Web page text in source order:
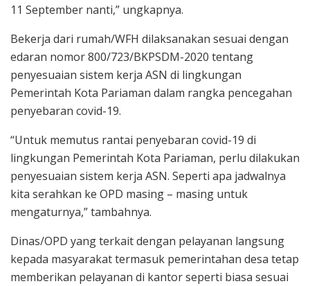
11 September nanti,” ungkapnya.
Bekerja dari rumah/WFH dilaksanakan sesuai dengan
edaran nomor 800/723/BKPSDM-2020 tentang
penyesuaian sistem kerja ASN di lingkungan
Pemerintah Kota Pariaman dalam rangka pencegahan
penyebaran covid-19.
“Untuk memutus rantai penyebaran covid-19 di
lingkungan Pemerintah Kota Pariaman, perlu dilakukan
penyesuaian sistem kerja ASN. Seperti apa jadwalnya
kita serahkan ke OPD masing – masing untuk
mengaturnya,” tambahnya.
Dinas/OPD yang terkait dengan pelayanan langsung
kepada masyarakat termasuk pemerintahan desa tetap
memberikan pelayanan di kantor seperti biasa sesuai